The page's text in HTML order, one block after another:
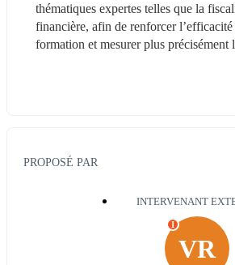
thématiques expertes telles que la
financière, afin de renforcer l’efficacité
formation et mesurer plus précisément
PROPOSÉ PAR
INTERVENANT
VR
I